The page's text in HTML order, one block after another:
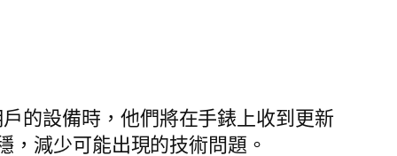
的設備時，他們將在手錶上收到更新
減少可能出現的技術問題。